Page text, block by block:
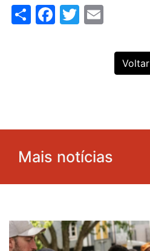
ShareFacebook
Twitter
Voltar
Mais notícias